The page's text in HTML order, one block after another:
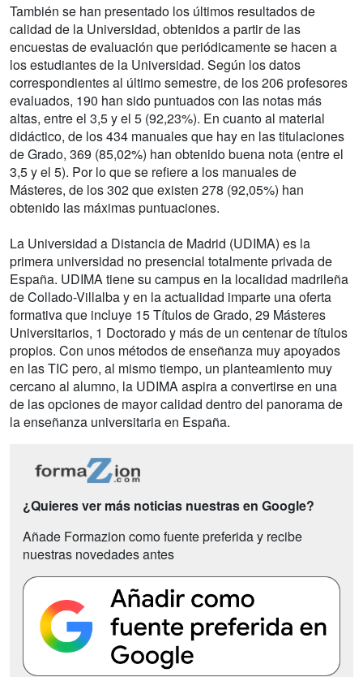
También se han presentado los últimos resultados de
calidad de la Universidad, obtenidos a partir de las
encuestas de evaluación que periódicamente se hacen a
los estudiantes de la Universidad. Según los datos
correspondientes al último semestre, de los 206 profesores
evaluados, 190 han sido puntuados con las notas más
altas, entre el 3,5 y el 5 (92,23%). En cuanto al material
didáctico, de los 434 manuales que hay en las titulaciones
de Grado, 369 (85,02%) han obtenido buena nota (entre el
3,5 y el 5). Por lo que se refiere a los manuales de
Másteres, de los 302 que existen 278 (92,05%) han
obtenido las máximas puntuaciones.
La Universidad a Distancia de Madrid (UDIMA) es la
primera universidad no presencial totalmente privada de
España. UDIMA tiene su campus en la localidad madrileña
de Collado-Villalba y en la actualidad imparte una oferta
formativa que incluye 15 Títulos de Grado, 29 Másteres
Universitarios, 1 Doctorado y más de un centenar de títulos
propios. Con unos métodos de enseñanza muy apoyados
en las TIC pero, al mismo tiempo, un planteamiento muy
cercano al alumno, la UDIMA aspira a convertirse en una
de las opciones de mayor calidad dentro del panorama de
la enseñanza universitaria en España.
¿Quieres ver más noticias nuestras en Google?
Añade Formazion como fuente preferida y recibe
nuestras novedades antes